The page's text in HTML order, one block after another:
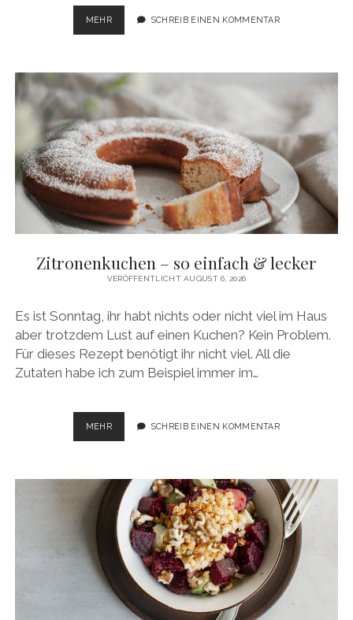
MEHRWOHLFÜHL-
BROWNIES
SCHREIB EINEN KOMMENTAR
Zitronenkuchen – so einfach & lecker
VERÖFFENTLICHT AUGUST 6, 2026
Es ist Sonntag, ihr habt nichts oder nicht viel im Haus
aber trotzdem Lust auf einen Kuchen? Kein Problem.
Für dieses Rezept benötigt ihr nicht viel. All die
Zutaten habe ich zum Beispiel immer im…
MEHRZITRONENKUCHEN
–
LECKER
SCHREIB EINEN KOMMENTAR